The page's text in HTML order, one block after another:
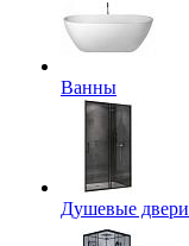
Ванны
Душевые двери